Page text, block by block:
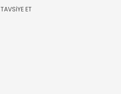
TAVSİYE ET